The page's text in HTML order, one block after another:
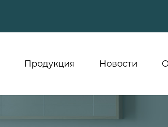
Продукция Новости